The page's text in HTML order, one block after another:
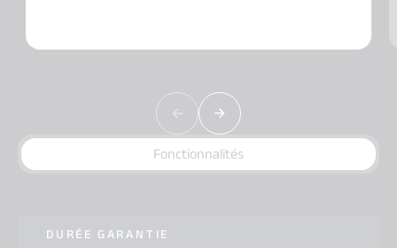
Fonctionnalités
DURÉE GARANTIE